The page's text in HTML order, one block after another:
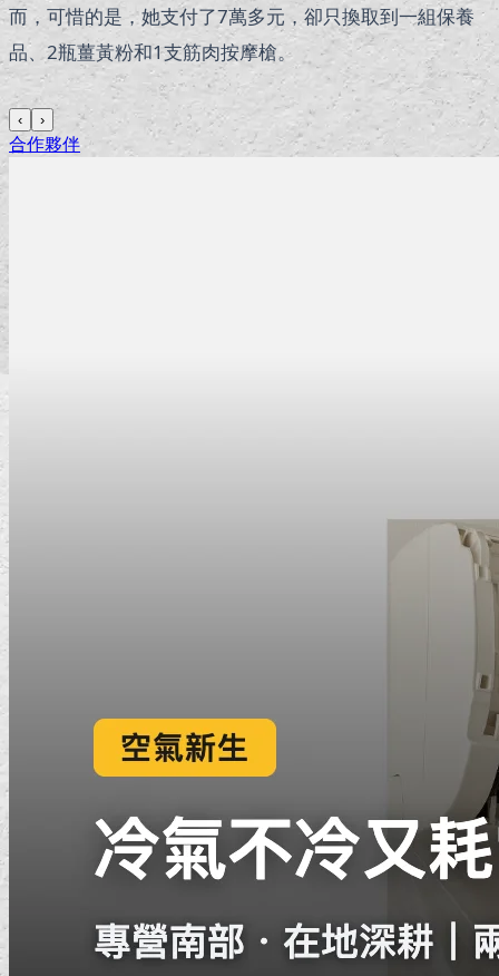
而，可惜的是，她支付了7萬多元，卻只換取到一組保養
品、2瓶薑黃粉和1支筋肉按摩槍。
‹ ›
合作夥伴